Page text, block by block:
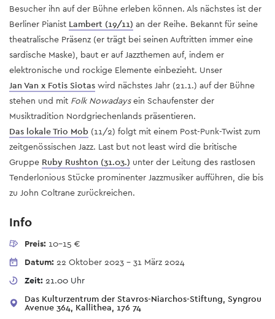
Besucher ihn auf der Bühne erleben können. Als nächstes ist der
Berliner Pianist Lambert (19/11) an der Reihe. Bekannt für seine
theatralische Präsenz (er trägt bei seinen Auftritten immer eine
sardische Maske), baut er auf Jazzthemen auf, indem er
elektronische und rockige Elemente einbezieht. Unser
Jan Van x Fotis Siotas wird nächstes Jahr (21.1.) auf der Bühne
stehen und mit Folk Nowadaysein Schaufenster der
Musiktradition Nordgriechenlands präsentieren.
Das lokale Trio Mob (11/2) folgt mit einem Post-Punk-Twist zum
zeitgenössischen Jazz. Last but not least wird die britische
Gruppe Ruby Rushton (31.03.) unter der Leitung des rastlosen
Tenderlonious Stücke prominenter Jazzmusiker aufführen, die bis
zu John Coltrane zurückreichen.
Info
Preis: 10-15 €
Datum: 22 Oktober 2023 - 31 März 2024
Zeit: 21.00 Uhr
Das Kulturzentrum der Stavros-Niarchos-Stiftung, Syngrou
Avenue 364, Kallithea, 176 74